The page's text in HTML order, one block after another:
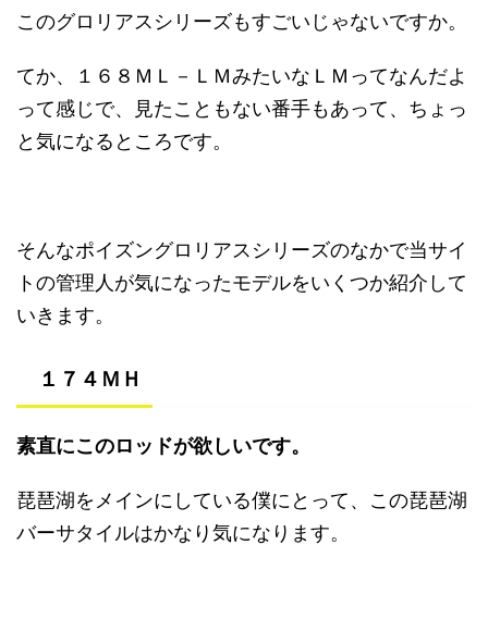
このグロリアスシリーズもすごいじゃないですか。
てか、１６８ＭＬ－ＬＭみたいなＬＭってなんだよ
って感じで、見たこともない番手もあって、ちょっ
と気になるところです。
そんなポイズングロリアスシリーズのなかで当サイ
トの管理人が気になったモデルをいくつか紹介して
いきます。
１７４ＭＨ
素直にこのロッドが欲しいです。
琵琶湖をメインにしている僕にとって、この琵琶湖
バーサタイルはかなり気になります。